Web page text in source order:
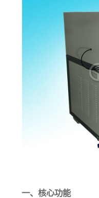
一、核心功能